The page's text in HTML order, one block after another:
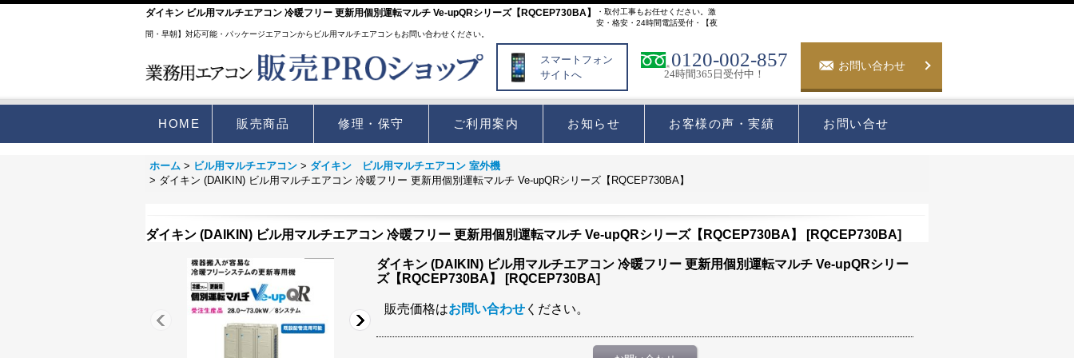
ダイキン ビル用マルチエアコン 冷暖フリー 更新用個別運転マルチ Ve-upQRシリーズ【RQCEP730BA】
・取付工事もお任せください。激
安・格安・24時間電話受付・【夜
間・早朝】対応可能・パッケージエアコンからビル用マルチエアコンもお問い合わせください。
スマートフォン
サイトへ
0120-002-857
24時間365日受付中！
お問い合わせ
HOME 販売商品 修理・保守 ご利用案内 お知らせ お客様の声・実績 お問い合せ
ホーム > ビル用マルチエアコン > ダイキン ビル用マルチエアコン 室外機
> ダイキン (DAIKIN) ビル用マルチエアコン 冷暖フリー 更新用個別運転マルチ Ve-upQRシリーズ【RQCEP730BA】
ダイキン (DAIKIN) ビル用マルチエアコン 冷暖フリー 更新用個別運転マルチ Ve-upQRシリーズ【RQCEP730BA】 [RQCEP730BA]
ダイキン (DAIKIN) ビル用マルチエアコン 冷暖フリー 更新用個別運転マルチ Ve-upQRシリー
ズ【RQCEP730BA】
[RQCEP730BA]
販売価格はお問い合わせ ください。